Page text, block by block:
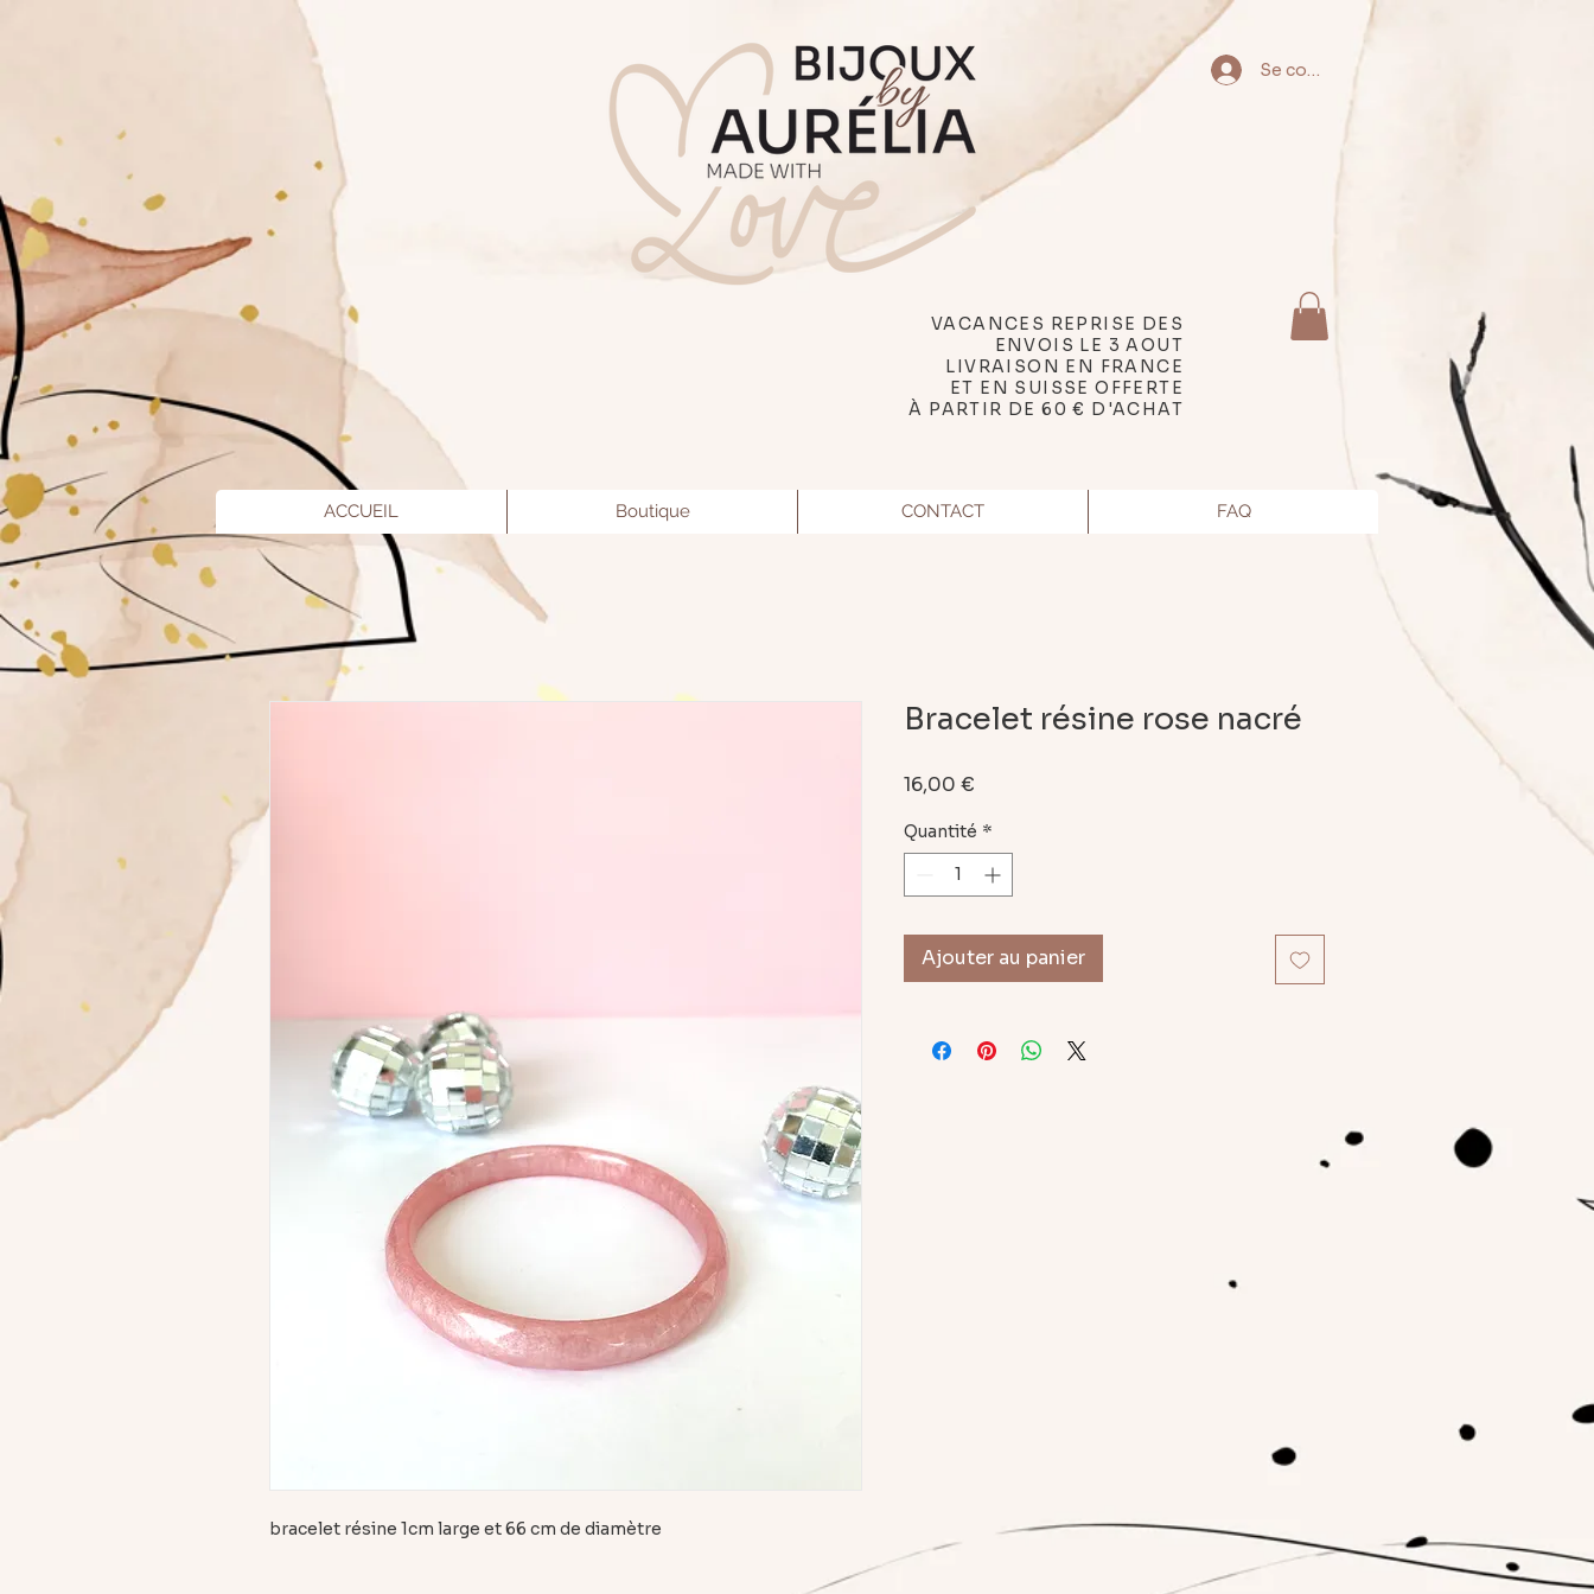
VACANCES REPRISE DES
ENVOIS LE 3 AOUT
LIVRAISON EN FRANCE
ET EN SUISSE OFFERTE
À PARTIR DE 60 € D'ACHAT
Se connecter
ACCUEIL Boutique CONTACT FAQ
bracelet résine 1cm large et 66 cm de diamètre
Bracelet résine rose nacré
16,00 €
Quantité *
Ajouter au panier